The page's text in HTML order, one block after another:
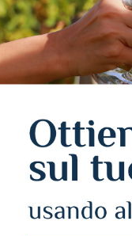
ESAURITO